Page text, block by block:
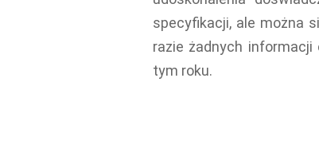
specyfikacji, ale można
razie żadnych
tym roku.